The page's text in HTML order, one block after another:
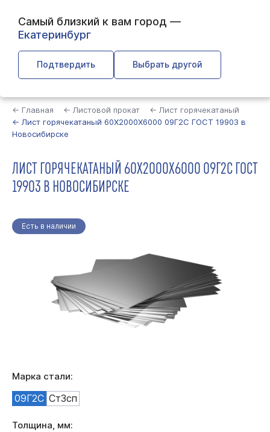
Самый близкий к вам город —
Екатеринбург
Подтвердить Выбрать другой
← Главная ← Листовой прокат
← Лист горячекатаный
← Лист горячекатаный 60Х2000Х6000 09Г2С ГОСТ 19903 в
Новосибирске
ЛИСТ ГОРЯЧЕКАТАНЫЙ 60Х2000Х6000 09Г2С ГОСТ
19903 В НОВОСИБИРСКЕ
Есть в наличии
Марка стали:
09Г2С Ст3сп
Толщина, мм: